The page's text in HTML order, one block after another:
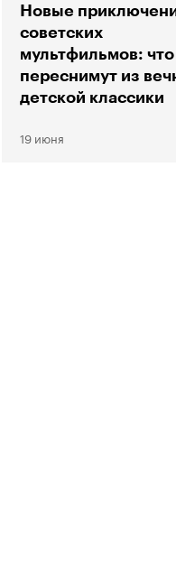
Новые
советских
мультфильмов:
переснимут из
детской классики
19 июня